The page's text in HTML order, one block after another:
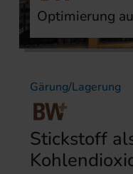
Optimierung
Gärung/Lagerung
Stickstoff